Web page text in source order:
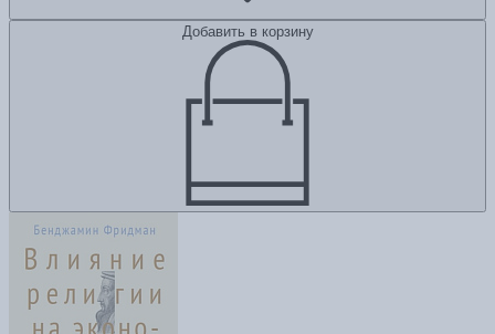
Добавить в корзину